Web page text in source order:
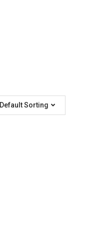
Default Sorting